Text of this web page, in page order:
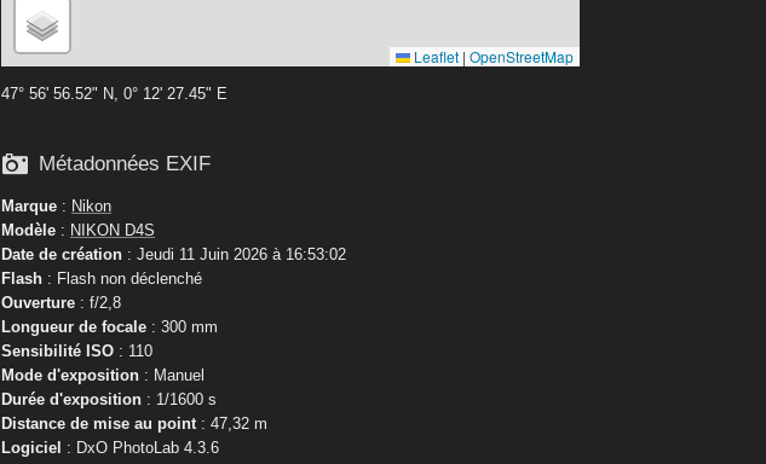
Leaflet | OpenStreetMap
47° 56' 56.52" N, 0° 12' 27.45" E
 Métadonnées EXIF
Marque : Nikon
Modèle : NIKON D4S
Date de création : Jeudi 11 Juin 2026 à 16:53:02
Flash : Flash non déclenché
Ouverture : f/2,8
Longueur de focale : 300 mm
Sensibilité ISO : 110
Mode d'exposition : Manuel
Durée d'exposition : 1/1600 s
Distance de mise au point : 47,32 m
Logiciel : DxO PhotoLab 4.3.6